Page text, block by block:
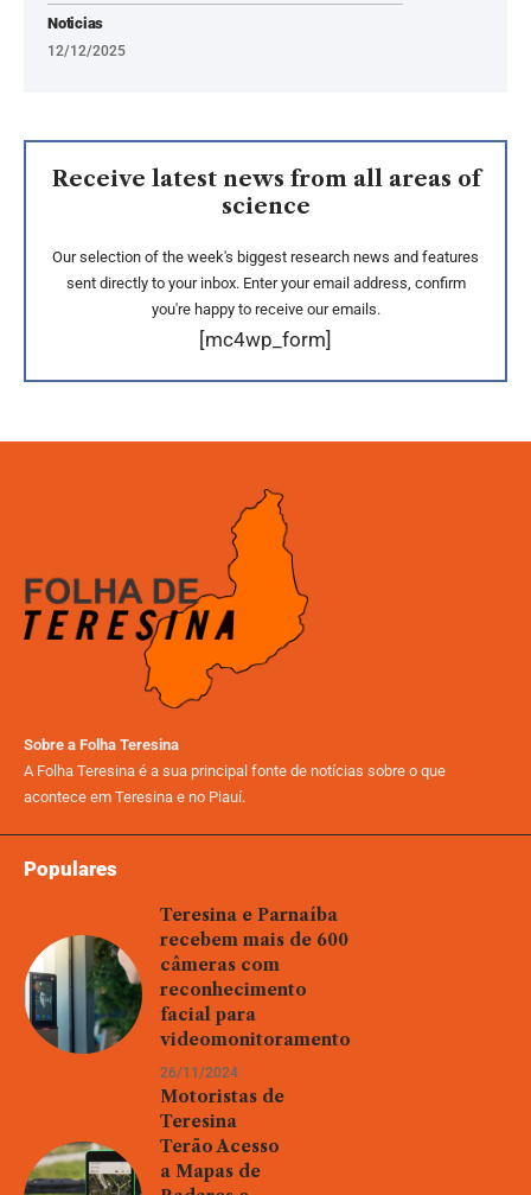
Noticias
12/12/2025
Receive latest news from all areas of
science
Our selection of the week's biggest research news and features
sent directly to your inbox. Enter your email address, confirm
you're happy to receive our emails.
[mc4wp_form]
Sobre a Folha Teresina
A Folha Teresina é a sua principal fonte de notícias sobre o que
acontece em Teresina e no Piauí.
Populares
Teresina e Parnaíba
recebem mais de 600
câmeras com
reconhecimento
facial para
videomonitoramento
26/11/2024
Motoristas de
Teresina
Terão Acesso
a Mapas de